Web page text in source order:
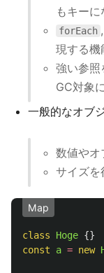
もキーに
forEach ,
現する機
強い参照
GC対象
一般的なオブ
数値やオ
サイズを
Map
class Hoge {}
const
a = new